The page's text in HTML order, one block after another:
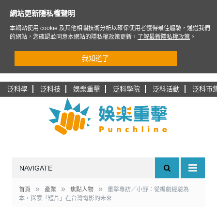
泛科學 泛科技 娛樂重擊 泛科學院 泛科活動 泛科市
NAVIGATE
首頁 » 產業 » 焦點人物 »
重擊專訪／小野：從編劇經驗為
本，探索「短片」在台灣電影的未來
網站更新隱私權聲明
本網站使用 cookie 及其他相關技術分析以確保使用者獲得最佳體驗，通過我們
的網站，您確認並同意本網站的隱私權政策更新，
了解最新隱私權政策 。
我知道了